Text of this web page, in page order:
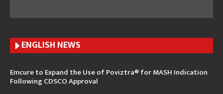
ENGLISH NEWS
Emcure to Expand the Use of Poviztra® for MASH Indication
Following CDSCO Approval